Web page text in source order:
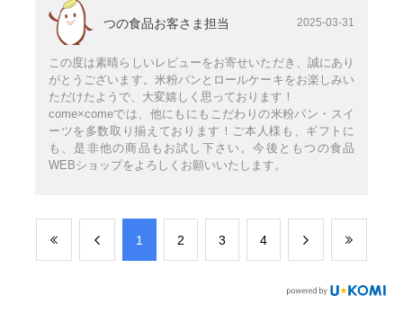
つの食品お客さま担当 2025-03-31
この度は素晴らしいレビューをお寄せいただき、誠にあり
がとうございます。米粉パンとロールケーキをお楽しみい
ただけたようで、大変嬉しく思っております！
come×comeでは、他にもにもこだわりの米粉パン・スイ
ーツを多数取り揃えております！ご本人様も、ギフトに
も、是非他の商品もお試し下さい。今後ともつの食品
WEBショップをよろしくお願いいたします。
​1 ​2 ​3 ​4